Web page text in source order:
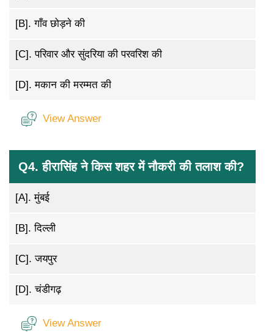
[B].गाँव छोड़ने की
[C].परिवार और सुंदरिया की परवरिश की
[D].मकान की मरम्मत की
View Answer
Q4. हीरासिंह ने किस शहर में नौकरी की तलाश की?
[A].मुंबई
[B].दिल्ली
[C].जयपुर
[D].चंडीगढ़
View Answer